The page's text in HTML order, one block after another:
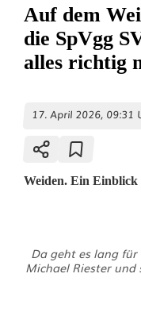
Auf dem
die SpVgg
alles richtig
17. April 2026, 09:31
Weiden. Ein
u
Da geht es lang für
Michael Riester und